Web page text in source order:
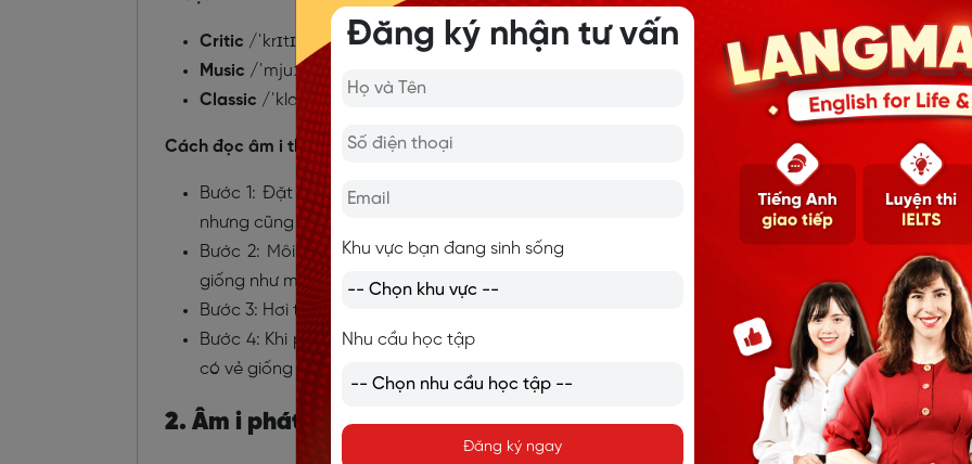
Critic /ˈkrɪtɪk/ (n): Lời phê bình
Music /ˈmjuːzɪk/ (n): Âm nhạc
Classic /ˈklæsɪk/ (adj): Kinh điển
Cách đọc âm i theo phát âm /ɪ/ như sau:
Bước 1: Đặt lưỡi ở vị trí giữa miệng, hơi nâng lên về phía trên và lưỡi không chạm vào vòm
nhưng cũng không nằm ở vị trí thấp.
Bước 2: Môi mở nhẹ, tạo ra khoảng hở nhỏ giữa các răn và hãy kéo môi mở rộng sang hai
giống như một nụ cười nhẹ nhưng không quá căng.
Bước 3: Hơi thả lỏng lưỡi và để âm thanh thoát ra tự nhiên qua miệng.
Bước 4: Khi phát âm, giữ cho âm thanh ngắn và nhanh. Đảm bảo âm thanh không bị kéo dài
có vẻ giống âm /i:/ (âm "i" dài).
2. Âm i phát âm là /i:/ (âm i dài)
Đăng ký nhận tư vấn
Khu vực bạn đang sinh sống
Nhu cầu học tập
Đăng ký ngay